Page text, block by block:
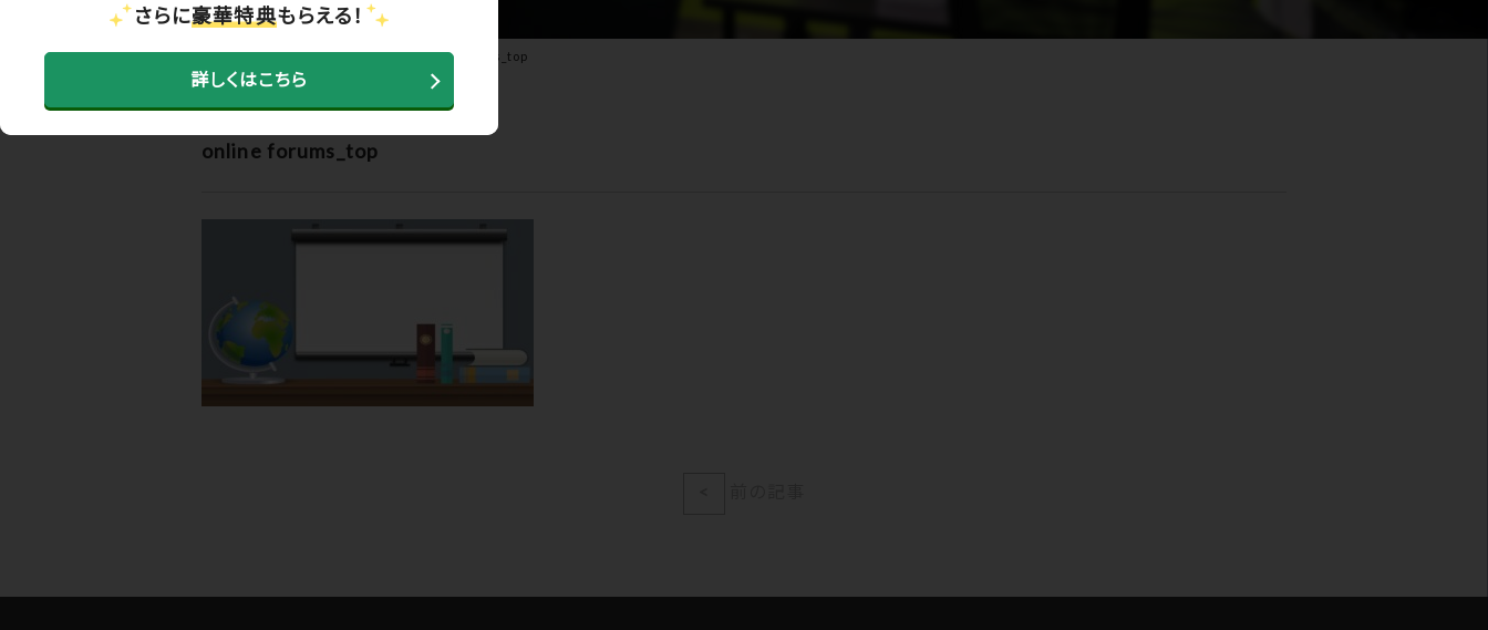
さらに豪華特典もらえる！
詳しくはこちら
ホーム>お知らせ・メディア実績> online forums_top
2021.05.07
online forums_top